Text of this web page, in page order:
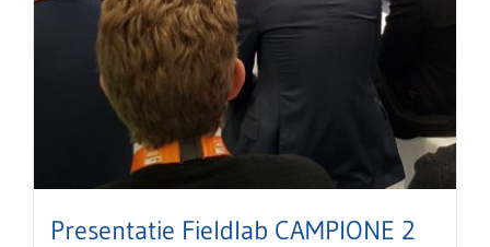
Presentatie Fieldlab CAMPIONE 2